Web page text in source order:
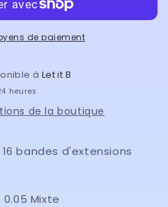
de paiement
à Let it B
heures
de la boutique
bandes d'extensions
Mixte